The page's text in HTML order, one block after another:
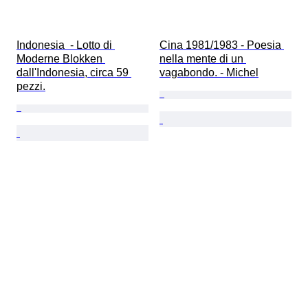
Indonesia  - Lotto di
Moderne Blokken
dall'Indonesia, circa 59
pezzi.
Cina 1981/1983 - Poesia
nella mente di un
vagabondo. - Michel